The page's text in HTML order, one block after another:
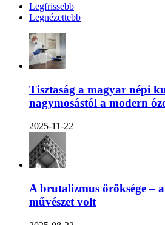
Legfrissebb
Legnézettebb
Tisztaság a magyar népi
nagymosástól a modern
2025-11-22
A brutalizmus öröksége –
művészet volt